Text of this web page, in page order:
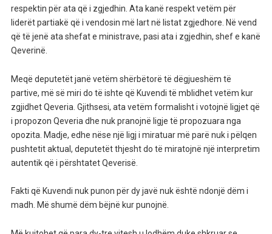
respektin për ata që i zgjedhin. Ata kanë respekt vetëm për
liderët partiakë që i vendosin më lart në listat zgjedhore. Në vend
që të jenë ata shefat e ministrave, pasi ata i zgjedhin, shef e kanë
Qeverinë.
Meqë deputetët janë vetëm shërbëtorë të dëgjueshëm të
partive, më së miri do të ishte që Kuvendi të mblidhet vetëm kur
zgjidhet Qeveria. Gjithsesi, ata vetëm formalisht i votojnë ligjet që
i propozon Qeveria dhe nuk pranojnë ligje të propozuara nga
opozita. Madje, edhe nëse një ligj i miratuar më parë nuk i pëlqen
pushtetit aktual, deputetët thjesht do të miratojnë një interpretim
autentik që i përshtatet Qeverisë.
Fakti që Kuvendi nuk punon për dy javë nuk është ndonjë dëm i
madh. Më shumë dëm bëjnë kur punojnë.